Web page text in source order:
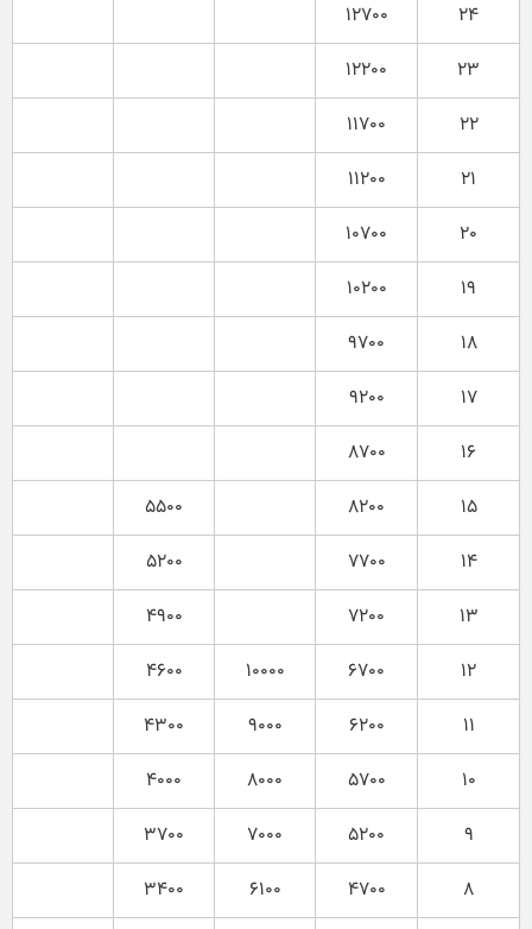
۲۴
۱۲۷۰۰
۲۳
۱۲۲۰۰
۲۲
۱۱۷۰۰
۲۱
۱۱۲۰۰
۲۰
۱۰۷۰۰
۱۹
۱۰۲۰۰
۱۸
۹۷۰۰
۱۷
۹۲۰۰
۱۶
۸۷۰۰
۱۵
۸۲۰۰
۵۵۰۰
۱۴
۷۷۰۰
۵۲۰۰
۱۳
۷۲۰۰
۴۹۰۰
۱۲
۶۷۰۰ ۱۰۰۰۰
۴۶۰۰
۱۱
۶۲۰۰ ۹۰۰۰
۴۳۰۰
۱۰
۵۷۰۰ ۸۰۰۰
۴۰۰۰
۹
۵۲۰۰ ۷۰۰۰
۳۷۰۰
۸
۴۷۰۰ ۶۱۰۰
۳۴۰۰